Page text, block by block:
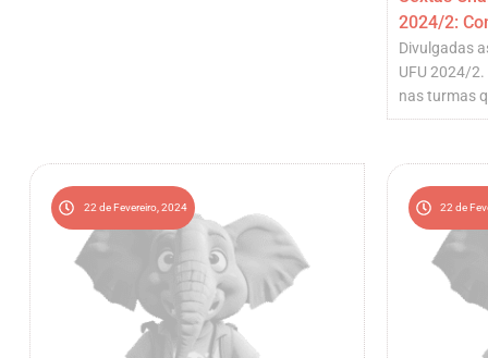
2024/2:
Divulgadas
UFU 2024/
nas turmas
22 de Fevereiro, 2024 22 de